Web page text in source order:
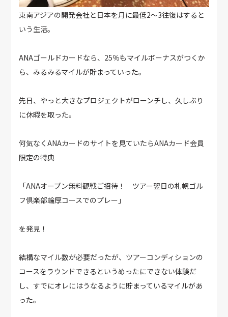
東南アジアの開発会社と日本を月に最低2～3往復はすると
いう生活。
ANAゴールドカードなら、25％もマイルボーナスがつくか
ら、みるみるマイルが貯まっていった。
先日、やっと大きなプロジェクトがローンチし、久しぶり
に休暇を取った。
何気なくANAカードのサイトを見ていたらANAカード会員
限定の特典
「ANAオープン無料観戦ご招待！ ツアー翌日の札幌ゴル
フ倶楽部輪厚コースでのプレー」
を発見！
結構なマイル数が必要だったが、ツアーコンディションの
コースをラウンドできるというめったにできない体験だ
し、すでにオレにはうなるように貯まっているマイルがあ
った。